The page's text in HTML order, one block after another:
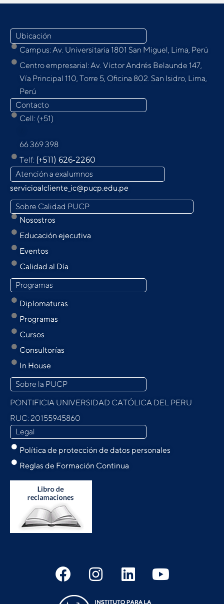
Ubicación
Campus: Av. Universitaria 1801 San Miguel, Lima, Perú
Centro empresarial: Av. Víctor Andrés Belaunde 147,
Vía Principal 110, Torre 5, Oﬁcina 802. San Isidro, Lima,
Perú
Contacto
Cell: (+51)
66 369 398
Telf: (+511) 626-2260
Atención a exalumnos
servicioalcliente_ic@pucp.edu.pe
Sobre Calidad PUCP
Nosostros
Educación ejecutiva
Eventos
Calidad al Día
Programas
Diplomaturas
Programas
Cursos
Consultorías
In House
Sobre la PUCP
PONTIFICIA UNIVERSIDAD CATÓLICA DEL PERU
RUC: 20155945860
Legal
Política de protección de datos personales
Reglas de Formación Continua